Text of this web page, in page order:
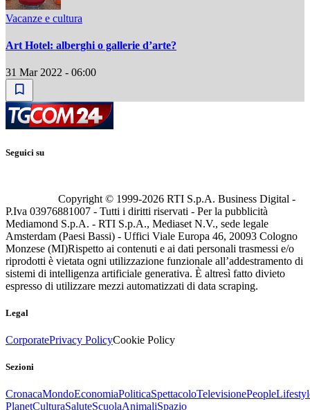
Vacanze e cultura
Art Hotel: alberghi o gallerie d’arte?
31 Mar 2022 - 06:00
Seguici su
Copyright © 1999-2026 RTI S.p.A. Business Digital -
P.Iva 03976881007 - Tutti i diritti riservati - Per la pubblicità
Mediamond S.p.A. - RTI S.p.A., Mediaset N.V., sede legale
Amsterdam (Paesi Bassi) - Uffici Viale Europa 46, 20093 Cologno
Monzese (MI)Rispetto ai contenuti e ai dati personali trasmessi e/o
riprodotti è vietata ogni utilizzazione funzionale all’addestramento di
sistemi di intelligenza artificiale generativa. È altresì fatto divieto
espresso di utilizzare mezzi automatizzati di data scraping.
Legal
CorporatePrivacy PolicyCookie Policy
Sezioni
CronacaMondoEconomiaPoliticaSpettacoloTelevisionePeople
PlanetCulturaSaluteScuolaAnimaliSpazio